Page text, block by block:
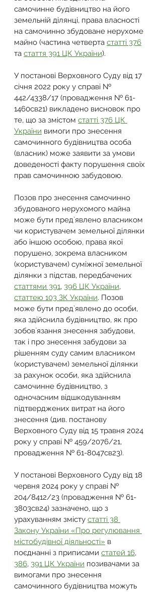
самочинне будівництво на його
земельній ділянці, права власності
на самочинно збудоване нерухоме
майно (частина четверта статті 376
та стаття 391 ЦК України).
У постанові Верховного Суду від 17
січня 2022 року у справі №
442/4338/17 (провадження № 61-
1460св21) викладено висновок про
те, що за змістом статті 376 ЦК
України вимоги про знесення
самочинного будівництва особа
(власник) може заявити за умови
доведеності факту порушення своїх
прав самочинною забудовою.
Позов про знесення самочинно
збудованого нерухомого майна
може бути пред`явлено власником
чи користувачем земельної ділянки
або іншою особою, права якої
порушено, зокрема власником
(користувачем) суміжної земельної
ділянки з підстав, передбачених
статтями 391, 396 ЦК України,
статтею 103 ЗК України. Позов
може бути пред`явлено до особи,
яка здійснила будівництво, як про
зобов`язання знесення забудови,
так і про знесення забудови за
рішенням суду самим власником
(користувачем) земельної ділянки
за рахунок особи, яка здійснила
самочинне будівництво, з
одночасним відшкодуванням
підтверджених витрат на його
знесення (див. постанову
Верховного Суду від 15 травня 2024
року у справі № 459/2076/21,
провадження № 61-8047св23).
У постанові Верховного Суду від 18
червня 2024 року у справі №
204/8412/23 (провадження № 61-
3803св24) зазначено, що з
урахуванням змісту статті 38
Закону України «Про регулювання
містобудівної діяльності» в
поєднанні з приписами статей 16,
386, 391 ЦК України позивачами за
вимогами про знесення
самочинного будівництва можуть